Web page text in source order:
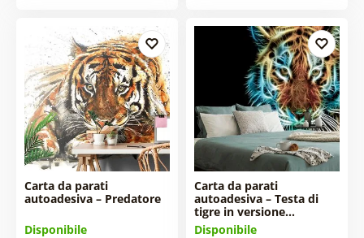
Carta da parati
autoadesiva – Predatore
Disponibile
Carta da parati
autoadesiva – Testa di
tigre in versione…
Disponibile